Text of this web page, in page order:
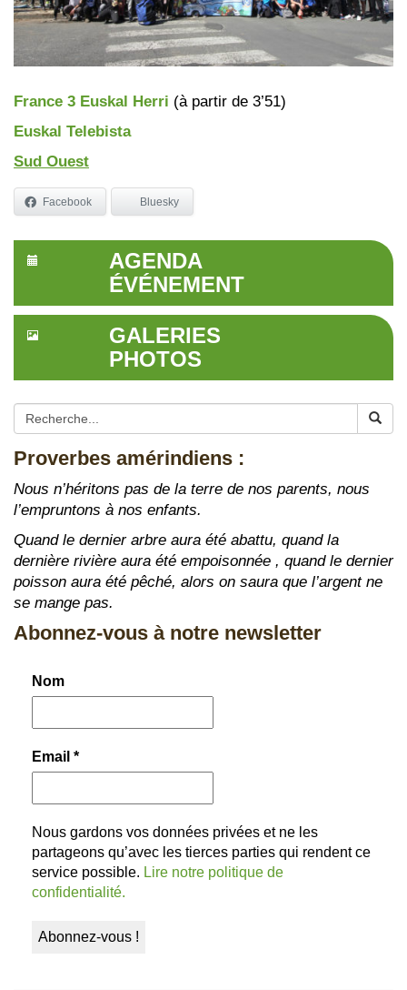
France 3 Euskal Herri (à partir de 3’51)
Euskal Telebista
Sud Ouest
Facebook Bluesky
AGENDA
ÉVÉNEMENT
GALERIES
PHOTOS
Proverbes amérindiens :
Nous n’héritons pas de la terre de nos parents, nous
l’empruntons à nos enfants.
Quand le dernier arbre aura été abattu, quand la
dernière rivière aura été empoisonnée , quand le dernier
poisson aura été pêché, alors on saura que l’argent ne
se mange pas.
Abonnez-vous à notre newsletter
Nom
Email *
Nous gardons vos données privées et ne les
partageons qu’avec les tierces parties qui rendent ce
service possible. Lire notre politique de
confidentialité.